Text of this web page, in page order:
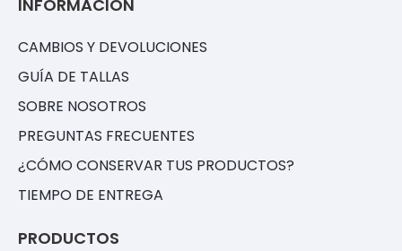
INFORMACIÓN
CAMBIOS Y DEVOLUCIONES
GUÍA DE TALLAS
SOBRE NOSOTROS
PREGUNTAS FRECUENTES
¿CÓMO CONSERVAR TUS PRODUCTOS?
TIEMPO DE ENTREGA
PRODUCTOS